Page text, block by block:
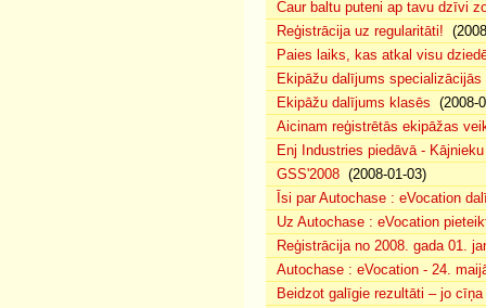
Caur baltu puteni ap tavu dzīvi
Reģistrācija uz regularitāti!
Paies laiks, kas atkal visu
Ekipāžu dalījums specializācijās
Ekipāžu dalījums klasēs (2008-
Aicinam reģistrētās ekipāžas
Enj Industries piedāvā -
GSS'2008 (2008-01-03)
Īsi par Autochase : eVocation
Uz Autochase : eVocation
Reģistrācija no 2008. gada 01.
Autochase : eVocation - 24.
Beidzot galīgie rezultāti – jo